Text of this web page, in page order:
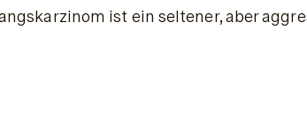
ist ein seltener, aber